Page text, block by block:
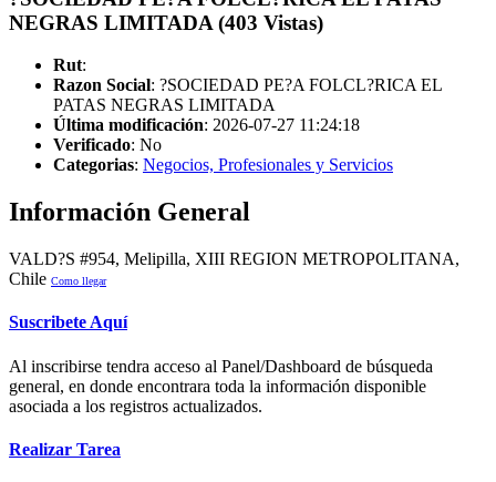
NEGRAS LIMITADA (403 Vistas)
Rut:
Razon Social: ?SOCIEDAD PE?A FOLCL?RICA EL
PATAS NEGRAS LIMITADA
Última modificación: 2026-07-27 11:24:18
Verificado: No
Categorias: Negocios, Profesionales y Servicios
Información General
VALD?S #954, Melipilla, XIII REGION METROPOLITANA,
Chile Como llegar
Suscribete Aquí
Al inscribirse tendra acceso al Panel/Dashboard de búsqueda
general, en donde encontrara toda la información disponible
asociada a los registros actualizados.
Realizar Tarea